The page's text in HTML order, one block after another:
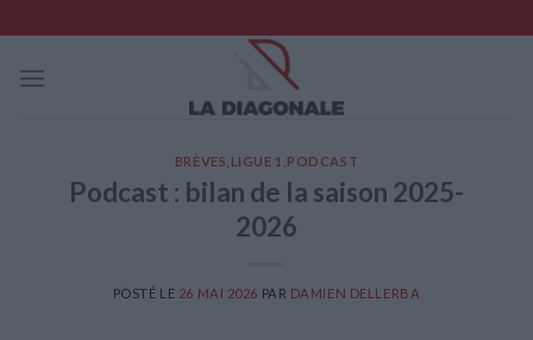
to
content
BRÈVES LIGUE 1 PODCAST
Podcast : bilan de la saison 2025-
2026
POSTÉ LE 26 MAI 2026 PAR DAMIEN DELLERBA